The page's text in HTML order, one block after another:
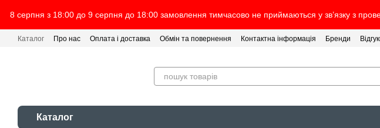
8 серпня з 18:00 до 9 серпня до 18:00 замовлення тимчасово не приймаються у зв’язку з
Каталог Про нас Оплата і доставка Обмін та повернення Контактна інформація Бренди
Каталог